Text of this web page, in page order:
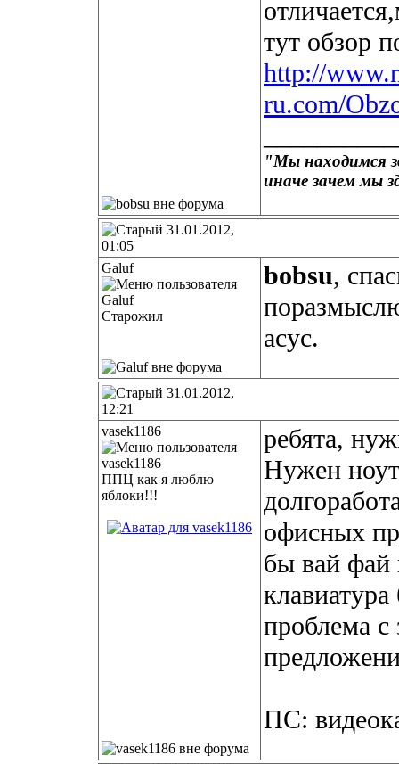
тут обзор
http://
ru.com/
"Мы находимся
иначе зачем мы
31.01.2012,
01:05
Galuf
Старожил
bobsu,
асус.
31.01.2012,
12:21
vasek1186
ППЦ как я люблю
яблоки!!!
ребята,
Нужен
офисных
бы вай
проблема с
ПС: